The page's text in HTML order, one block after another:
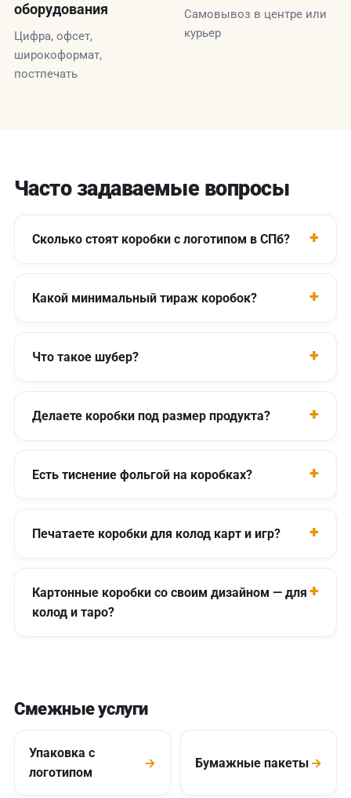
оборудования
Цифра, офсет,
широкоформат,
постпечать
Самовывоз в центре или
курьер
Часто задаваемые вопросы
Сколько стоят коробки с логотипом в СПб?
Какой минимальный тираж коробок?
Что такое шубер?
Делаете коробки под размер продукта?
Есть тиснение фольгой на коробках?
Печатаете коробки для колод карт и игр?
Картонные коробки со своим дизайном — для
колод и таро?
Смежные услуги
Упаковка с
логотипом
→ Бумажные пакеты →